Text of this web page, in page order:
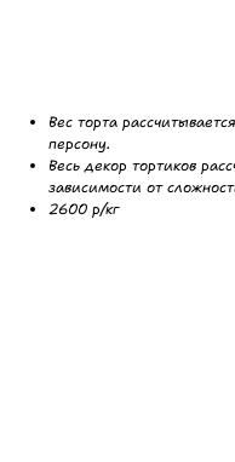
Вес торта
персону.
Весь декор тортиков
зависимости от
2600 р/кг